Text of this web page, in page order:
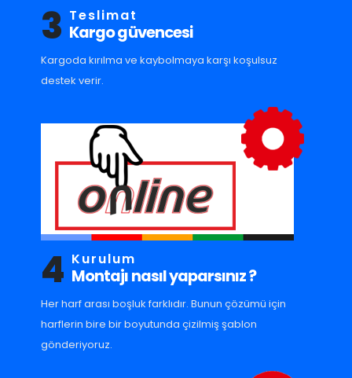
3 Teslimat
Kargo güvencesi
Kargoda kırılma ve kaybolmaya karşı koşulsuz
destek verir.
4 Kurulum
Montajı nasıl yaparsınız ?
Her harf arası boşluk farklıdır. Bunun çözümü için
harflerin bire bir boyutunda çizilmiş şablon
gönderiyoruz.